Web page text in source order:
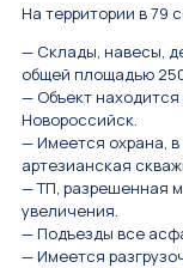
На территории в 79
— Склады, навесы,
общей площадью
— Объект
Новороссийск.
— Имеется охрана,
артезианская
— ТП, разрешенная
увеличения.
— Подъезды все
— Имеется